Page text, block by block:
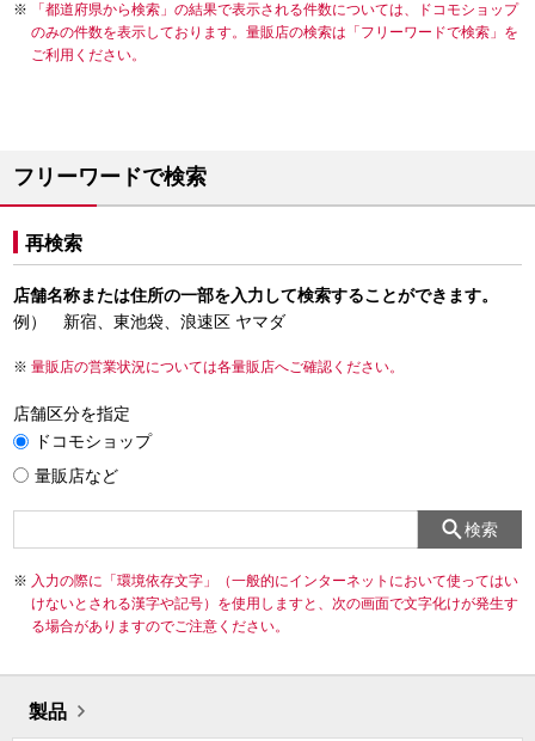
「都道府県から検索」の結果で表示される件数については、ドコモショップ
のみの件数を表示しております。量販店の検索は「フリーワードで検索」を
ご利用ください。
フリーワードで検索
再検索
店舗名称または住所の一部を入力して検索することができます。
例） 新宿、東池袋、浪速区 ヤマダ
量販店の営業状況については各量販店へご確認ください。
店舗区分を指定
ドコモショップ
量販店など
検索
入力の際に「環境依存文字」（一般的にインターネットにおいて使ってはい
けないとされる漢字や記号）を使用しますと、次の画面で文字化けが発生す
る場合がありますのでご注意ください。
製品